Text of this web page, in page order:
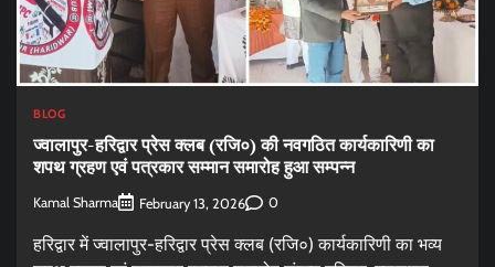
BLOG
ज्वालापुर-हरिद्वार प्रेस क्लब (रजि०) की नवगठित कार्यकारिणी का
शपथ ग्रहण एवं पत्रकार सम्मान समारोह हुआ सम्पन्न
Kamal Sharma February 13, 2026 0
हरिद्वार में ज्वालापुर-हरिद्वार प्रेस क्लब (रजि०) कार्यकारिणी का भव्य